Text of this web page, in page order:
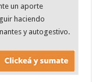
un aporte
haciendo
y autogestivo.